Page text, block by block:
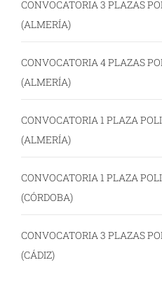
CONVOCATORIA 3 PLAZAS
(ALMERÍA)
CONVOCATORIA 4 PLAZAS
(ALMERÍA)
CONVOCATORIA 1 PLAZA
(ALMERÍA)
CONVOCATORIA 1 PLAZA
(CÓRDOBA)
CONVOCATORIA 3 PLAZAS
(CÁDIZ)